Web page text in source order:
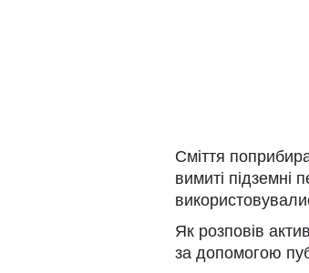
Сміття
вимиті підземні
Як розповів
за допомогою